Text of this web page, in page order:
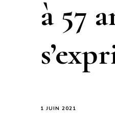
à 57
1 JUIN 2021